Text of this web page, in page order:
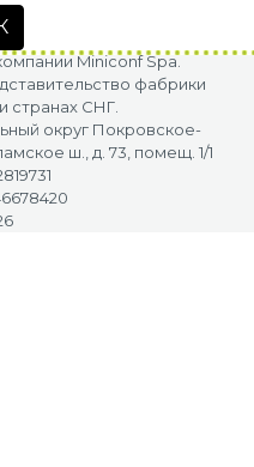
Miniconf Spa.
фабрики
странах СНГ.
округ Покровское-
ш., д. 73, помещ. 1/1